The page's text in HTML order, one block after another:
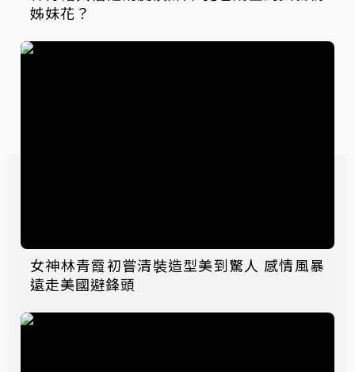
姊妹花？
女神林青霞初嘗清裝造型美到驚人 感情風暴
遠走美國避鋒頭